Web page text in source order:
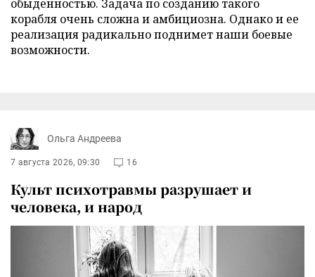
обыденностью. Задача по созданию такого
корабля очень сложна и амбициозна. Однако и ее
реализация радикально поднимет наши боевые
возможности.
Ольга Андреева
7 августа 2026, 09:30 16
Культ психотравмы разрушает и
человека, и народ